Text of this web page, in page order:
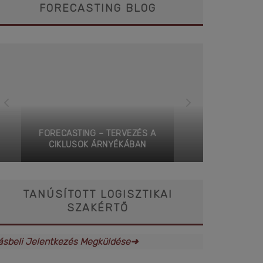
FORECASTING BLOG
FORECASTING – TERVEZÉS A
CIKLUSOK ÁRNYÉKÁBAN
TANÚSÍTOTT LOGISZTIKAI
SZAKÉRTŐ
Jelentkezés Megküldése➜